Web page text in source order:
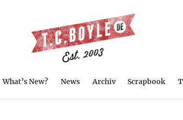
What’s New? News Archiv Scrapbook